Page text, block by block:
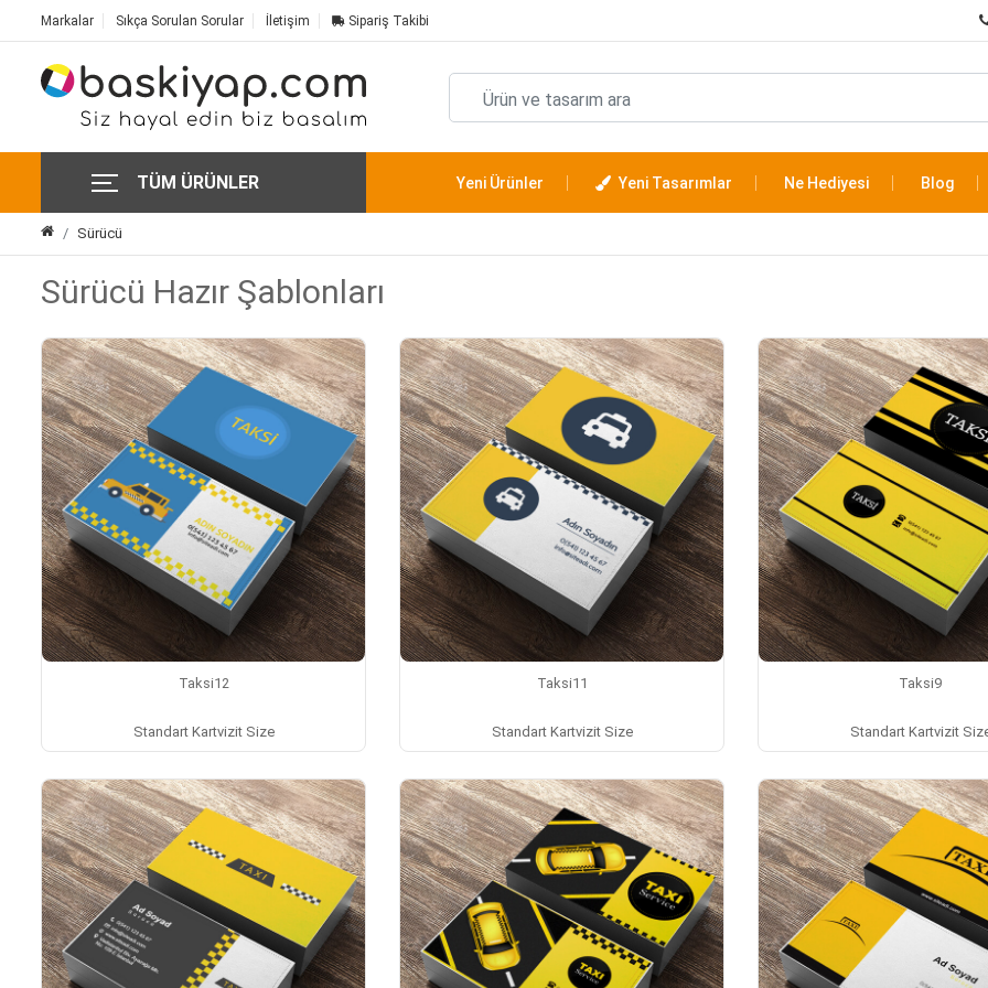
Markalar Sıkça Sorulan Sorular İletişim Sipariş Takibi
TÜM ÜRÜNLER Yeni Ürünler Yeni Tasarımlar Ne Hediyesi Blog
Sürücü
Sürücü Hazır Şablonları
Taksi12
Standart Kartvizit Size
Taksi11
Standart Kartvizit Size
Taksi9
Standart Kartvizit